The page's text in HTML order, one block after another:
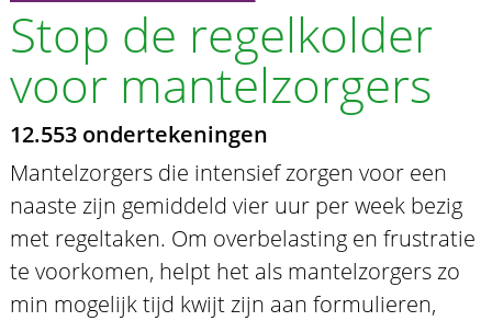
Stop de regelkolder
voor mantelzorgers
12.553 ondertekeningen
Mantelzorgers die intensief zorgen voor een
naaste zijn gemiddeld vier uur per week bezig
met regeltaken. Om overbelasting en frustratie
te voorkomen, helpt het als mantelzorgers zo
min mogelijk tijd kwijt zijn aan formulieren,